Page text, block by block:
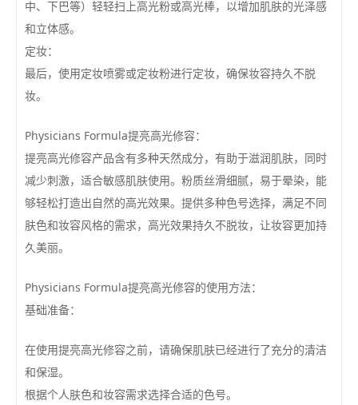
中、下巴等）轻轻扫上高光粉或高光棒，以增加肌肤的光泽感
和立体感。
定妆：
最后，使用定妆喷雾或定妆粉进行定妆，确保妆容持久不脱
妆。
Physicians Formula提亮高光修容：
提亮高光修容产品含有多种天然成分，有助于滋润肌肤，同时
减少刺激，适合敏感肌肤使用。粉质丝滑细腻，易于晕染，能
够轻松打造出自然的高光效果。提供多种色号选择，满足不同
肤色和妆容风格的需求，高光效果持久不脱妆，让妆容更加持
久美丽。
Physicians Formula提亮高光修容的使用方法：
基础准备：
在使用提亮高光修容之前，请确保肌肤已经进行了充分的清洁
和保湿。
根据个人肤色和妆容需求选择合适的色号。